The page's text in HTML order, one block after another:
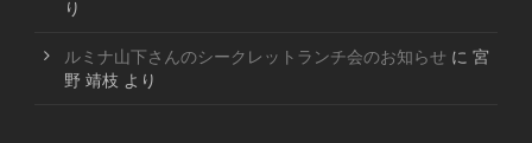
り
ルミナ山下さんのシークレットランチ会のお知らせ に 宮
野 靖枝 より